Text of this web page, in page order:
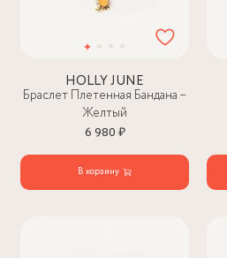
HOLLY JUNE
Браслет Плетенная Бандана –
Желтый
6 980 ₽
В корзину